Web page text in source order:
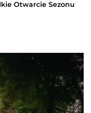
Otwarcie Sezonu